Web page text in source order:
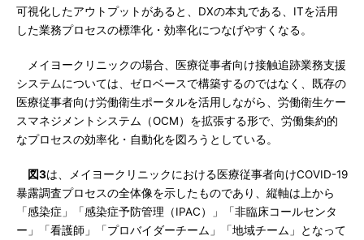
可視化したアウトプットがあると、DXの本丸である、ITを活用
した業務プロセスの標準化・効率化につなげやすくなる。
メイヨークリニックの場合、医療従事者向け接触追跡業務支援
システムについては、ゼロベースで構築するのではなく、既存の
医療従事者向け労働衛生ポータルを活用しながら、労働衛生ケー
スマネジメントシステム（OCM）を拡張する形で、労働集約的
なプロセスの効率化・自動化を図ろうとしている。
図3は、メイヨークリニックにおける医療従事者向けCOVID-19
暴露調査プロセスの全体像を示したものであり、縦軸は上から
「感染症」「感染症予防管理（IPAC）」「非臨床コールセンタ
ー」「看護師」「プロバイダーチーム」「地域チーム」となって